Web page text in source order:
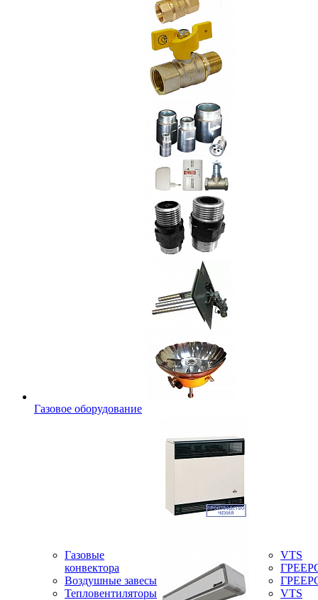
Газовое оборудование
Газовые
конвектора
Воздушные завесы
Тепловентиляторы
VTS
VTS